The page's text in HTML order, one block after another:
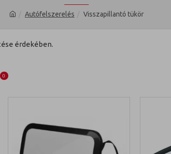
Autófelszerelés Visszapillantó tükör
érdekében.
0